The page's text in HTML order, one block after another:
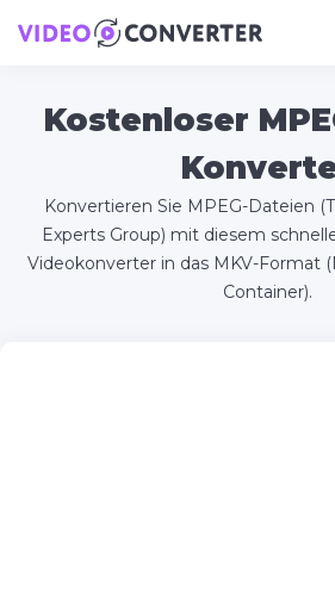
Kostenloser
Konvertieren Sie MPEG-Dateien
Experts Group) mit diesem
Videokonverter in das MKV-Format
Container).